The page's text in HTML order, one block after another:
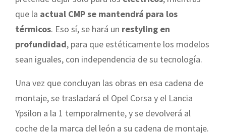
que la actual CMP se mantendrá para los
térmicos. Eso sí, se hará un restyling en
profundidad, para que estéticamente los modelos
sean iguales, con independencia de su tecnología.
Una vez que concluyan las obras en esa cadena de
montaje, se trasladará el Opel Corsa y el Lancia
Ypsilon a la 1 temporalmente, y se devolverá al
coche de la marca del león a su cadena de montaje.